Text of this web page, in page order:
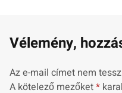
Vélemény,
Az e-mail címet nem
A kötelező mezőket*